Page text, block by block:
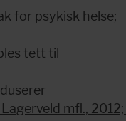
for psykisk helse;
tett til
mfl., 2012;